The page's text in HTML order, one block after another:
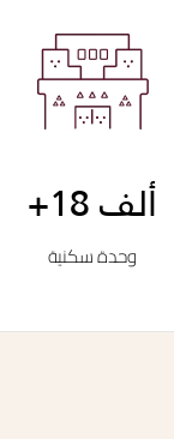
ألف
وحدة سكنية